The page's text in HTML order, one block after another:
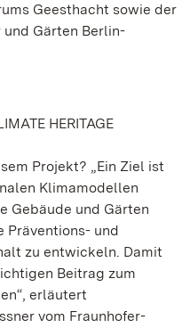
Geesthacht sowie der
Gärten Berlin-
HERITAGE
Projekt? „Ein Ziel ist
Klimamodellen
Gebäude und Gärten
Präventions- und
zu entwickeln. Damit
Beitrag zum
erläutert
vom Fraunhofer-